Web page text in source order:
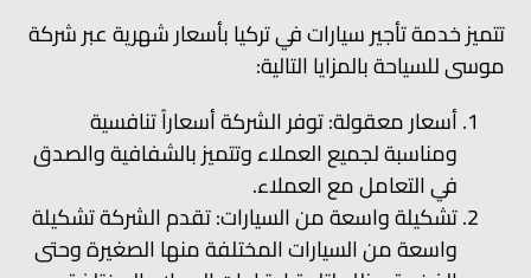
تتميز خدمة تأجير سيارات في تركيا بأسعار شهرية عبر شركة
موسى للسياحة بالمزايا التالية:
أسعار معقولة: توفر الشركة أسعاراً تنافسية
ومناسبة لجميع العملاء وتتميز بالشفافية والصدق
في التعامل مع العملاء.
تشكيلة واسعة من السيارات: تقدم الشركة تشكيلة
واسعة من السيارات المختلفة منها الصغيرة وحتى